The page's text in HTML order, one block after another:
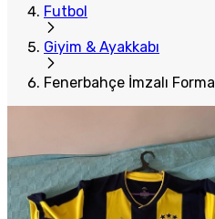
Futbol
Giyim & Ayakkabı
Fenerbahçe İmzalı Forma